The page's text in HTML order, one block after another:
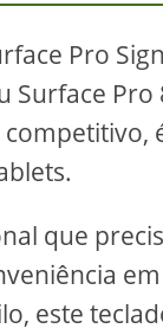
Pro
Surface
que
este